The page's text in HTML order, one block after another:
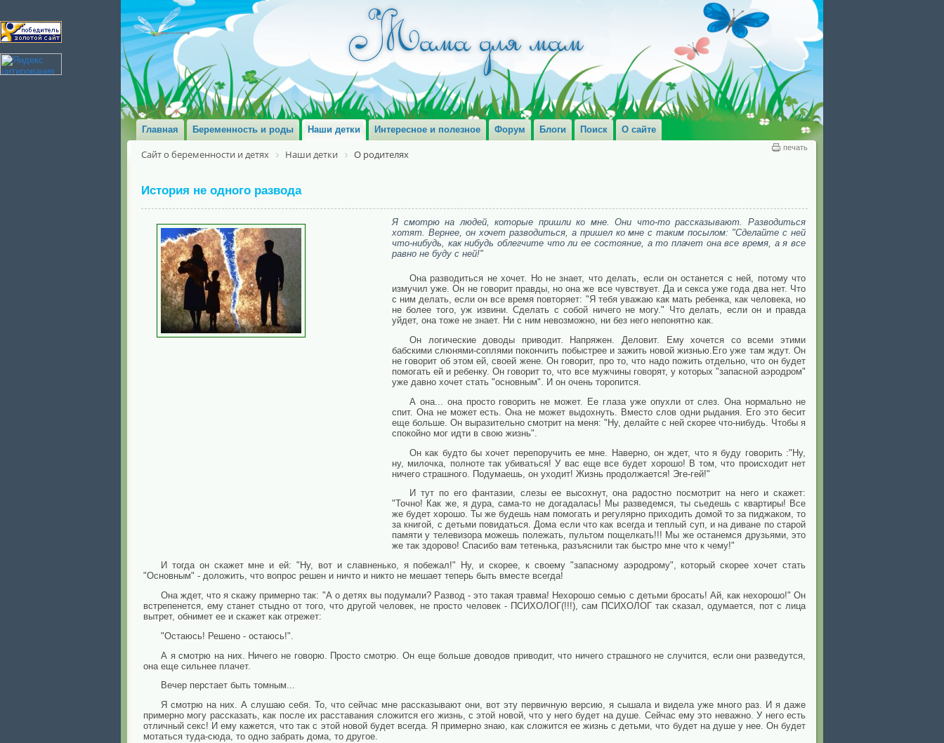
Главная Беременность и роды Наши детки Интересное и полезное Форум Блоги Поиск О сайте
печать
Сайт о беременности и детях Наши детки О родителях
История не одного развода
Я смотрю на людей, которые пришли ко мне. Они что-то рассказывают. Разводиться
хотят. Вернее, он хочет разводиться, а пришел ко мне с таким посылом: "Сделайте с ней
что-нибудь, как нибудь облегчите что ли ее состояние, а то плачет она все время, а я все
равно не буду с ней!"
Она разводиться не хочет. Но не знает, что делать, если он останется с ней, потому что
измучил уже. Он не говорит правды, но она же все чувствует. Да и секса уже года два нет. Что
с ним делать, если он все время повторяет: "Я тебя уважаю как мать ребенка, как человека, но
не более того, уж извини. Сделать с собой ничего не могу." Что делать, если он и правда
уйдет, она тоже не знает. Ни с ним невозможно, ни без него непонятно как.
Он логические доводы приводит. Напряжен. Деловит. Ему хочется со всеми этими
бабскими слюнями-соплями покончить побыстрее и зажить новой жизнью.Его уже там ждут. Он
не говорит об этом ей, своей жене. Он говорит, про то, что надо пожить отдельно, что он будет
помогать ей и ребенку. Он говорит то, что все мужчины говорят, у которых "запасной аэродром"
уже давно хочет стать "основным". И он очень торопится.
А она... она просто говорить не может. Ее глаза уже опухли от слез. Она нормально не
спит. Она не может есть. Она не может выдохнуть. Вместо слов одни рыдания. Его это бесит
еще больше. Он выразительно смотрит на меня: "Ну, делайте с ней скорее что-нибудь. Чтобы я
спокойно мог идти в свою жизнь".
Он как будто бы хочет перепоручить ее мне. Наверно, он ждет, что я буду говорить :"Ну,
ну, милочка, полноте так убиваться! У вас еще все будет хорошо! В том, что происходит нет
ничего страшного. Подумаешь, он уходит! Жизнь продолжается! Эге-гей!"
И тут по его фантазии, слезы ее высохнут, она радостно посмотрит на него и скажет:
"Точно! Как же, я дура, сама-то не догадалась! Мы разведемся, ты сьедешь с квартиры! Все
же будет хорошо. Ты же будешь нам помогать и регулярно приходить домой то за пиджаком, то
за книгой, с детьми повидаться. Дома если что как всегда и теплый суп, и на диване по старой
памяти у телевизора можешь полежать, пультом пощелкать!!! Мы же останемся друзьями, это
же так здорово! Спасибо вам тетенька, разъяснили так быстро мне что к чему!"
И тогда он скажет мне и ей: "Ну, вот и славненько, я побежал!" Ну, и скорее, к своему "запасному аэродрому", который скорее хочет стать
"Основным" - доложить, что вопрос решен и ничто и никто не мешает теперь быть вместе всегда!
Она ждет, что я скажу примерно так: "А о детях вы подумали? Развод - это такая травма! Нехорошо семью с детьми бросать! Ай, как нехорошо!" Он
встрепенется, ему станет стыдно от того, что другой человек, не просто человек - ПСИХОЛОГ(!!!), сам ПСИХОЛОГ так сказал, одумается, пот с лица
вытрет, обнимет ее и скажет как отрежет:
"Остаюсь! Решено - остаюсь!".
А я смотрю на них. Ничего не говорю. Просто смотрю. Он еще больше доводов приводит, что ничего страшного не случится, если они разведутся,
она еще сильнее плачет.
Вечер перстает быть томным...
Я смотрю на них. А слушаю себя. То, что сейчас мне рассказывают они, вот эту первичную версию, я сышала и видела уже много раз. И я даже
примерно могу рассказать, как после их расставания сложится его жизнь, с этой новой, что у него будет на душе. Сейчас ему это неважно. У него есть
отличный секс! И ему кажется, что так с этой новой будет всегда. Я примерно знаю, как сложится ее жизнь с детьми, что будет на душе у нее. Он будет
мотаться туда-сюда, то одно забрать дома, то другое.